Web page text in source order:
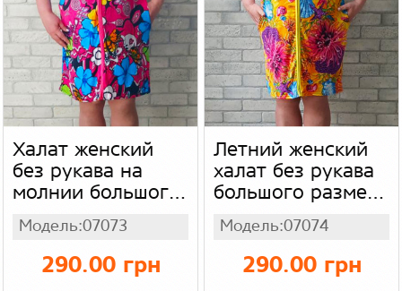
Халат женский
без рукава на
молнии большого
размера батал,
летний короткий
халат для
женщин, масло -
Модель:07073
290.00 грн
Летний женский
халат без рукава
большого размера
батал, короткий
халат на молнии
для женщин,
масло - холодок
Модель:07074
290.00 грн